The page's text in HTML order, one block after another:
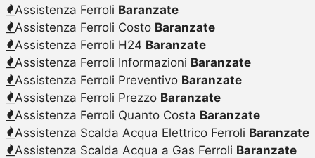
Assistenza Ferroli Baranzate
Assistenza Ferroli Costo Baranzate
Assistenza Ferroli H24 Baranzate
Assistenza Ferroli Informazioni Baranzate
Assistenza Ferroli Preventivo Baranzate
Assistenza Ferroli Prezzo Baranzate
Assistenza Ferroli Quanto Costa Baranzate
Assistenza Scalda Acqua Elettrico Ferroli Baranzate
Assistenza Scalda Acqua a Gas Ferroli Baranzate